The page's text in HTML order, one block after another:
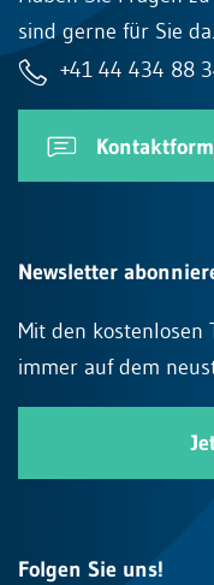
sind gerne für Sie da.
+41 44 434 88
Newsletter
Mit den kostenlosen
immer auf dem
Folgen Sie uns!